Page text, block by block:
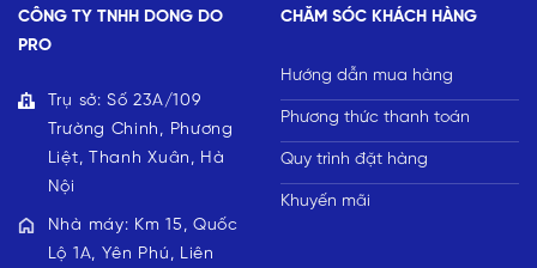
CÔNG TY TNHH DONG DO
PRO
Trụ sở: Số 23A/109
Trường Chinh, Phương
Liệt, Thanh Xuân, Hà
Nội
Nhà máy: Km 15, Quốc
Lộ 1A, Yên Phú, Liên
CHĂM SÓC KHÁCH HÀNG
Hướng dẫn mua hàng
Phương thức thanh toán
Quy trình đặt hàng
Khuyến mãi